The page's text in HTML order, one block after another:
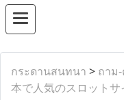
กระดานสนทนา > ถาม
本で人気のスロット